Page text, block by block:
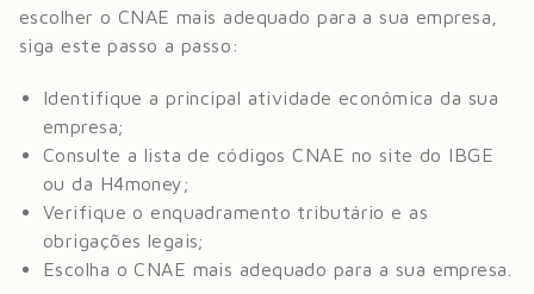
escolher o CNAE mais adequado para a sua empresa,
siga este passo a passo:
Identifique a principal atividade econômica da sua
empresa;
Consulte a lista de códigos CNAE no site do IBGE
ou da H4money;
Verifique o enquadramento tributário e as
obrigações legais;
Escolha o CNAE mais adequado para a sua empresa.